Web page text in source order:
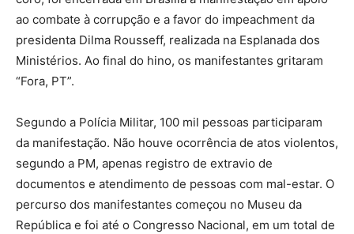
ao combate à corrupção e a favor do impeachment da
presidenta Dilma Rousseff, realizada na Esplanada dos
Ministérios. Ao final do hino, os manifestantes gritaram
“Fora, PT”.
Segundo a Polícia Militar, 100 mil pessoas participaram
da manifestação. Não houve ocorrência de atos violentos,
segundo a PM, apenas registro de extravio de
documentos e atendimento de pessoas com mal-estar. O
percurso dos manifestantes começou no Museu da
República e foi até o Congresso Nacional, em um total de